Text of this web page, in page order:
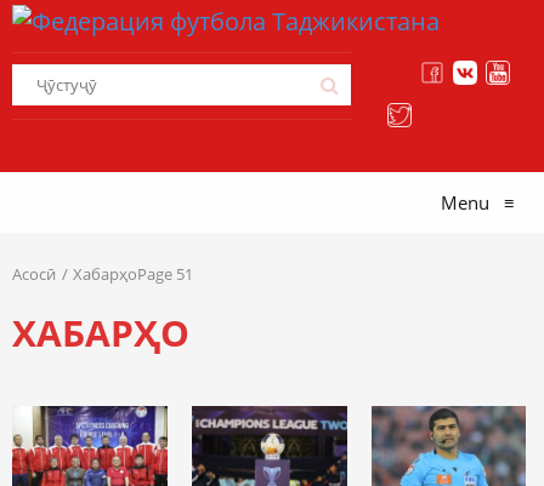
Menu ≡
Асосӣ ХабарҳоPage 51
ХАБАРҲО